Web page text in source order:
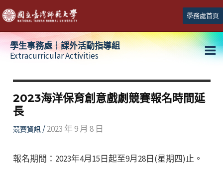
跳
至
主
學務處首頁
學生事務處┆課外活動指導組
Extracurricular Activities
2023海洋保育創意戲劇競賽報名時間延
長
競賽資訊/2023 年 9 月 8 日
報名期間：2023年4月15日起至9月28日(星期四)止。